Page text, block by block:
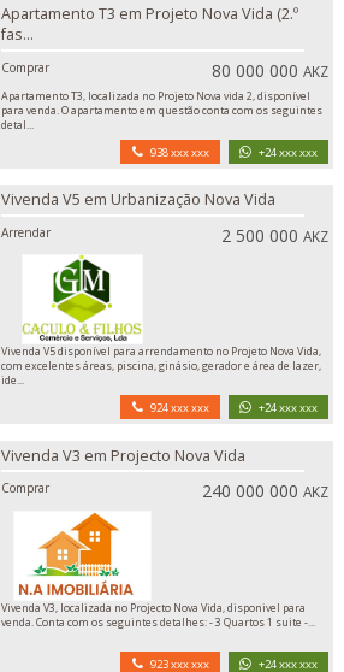
Apartamento T3 em Projeto Nova Vida (2.º
fas...
Comprar 80 000 000AKZ
Apartamento T3, localizada no Projeto Nova vida 2, disponível
para venda. O apartamento em questão conta com os seguintes
detal...
938 xxx xxx +24 xxx xxx
Vivenda V5 em Urbanização Nova Vida
Arrendar 2 500 000AKZ
Vivenda V5 disponível para arrendamento no Projeto Nova Vida,
com excelentes áreas, piscina, ginásio, gerador e área de lazer,
ide...
924 xxx xxx +24 xxx xxx
Vivenda V3 em Projecto Nova Vida
Comprar 240 000 000AKZ
Vivenda V3, localizada no Projecto Nova Vida, disponivel para
venda. Conta com os seguintes detalhes: - 3 Quartos 1 suite -...
923 xxx xxx +24 xxx xxx